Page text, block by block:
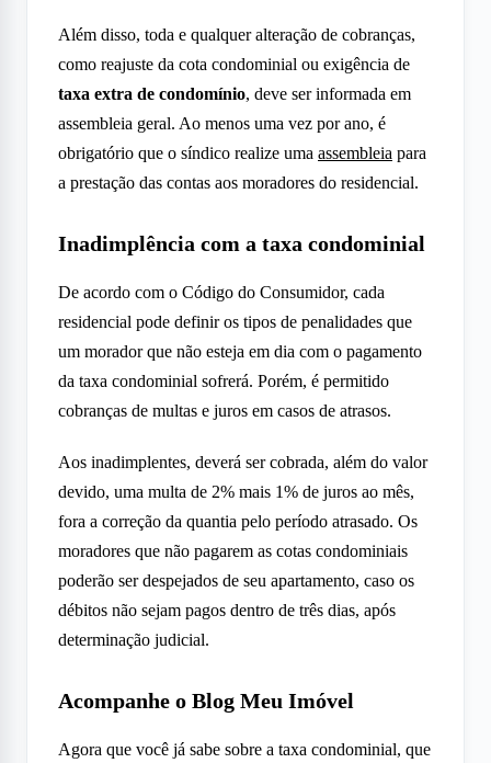
Além disso, toda e qualquer alteração de cobranças,
como reajuste da cota condominial ou exigência de
taxa extra de condomínio, deve ser informada em
assembleia geral. Ao menos uma vez por ano, é
obrigatório que o síndico realize uma assembleia para
a prestação das contas aos moradores do residencial.
Inadimplência com a taxa condominial
De acordo com o Código do Consumidor, cada
residencial pode definir os tipos de penalidades que
um morador que não esteja em dia com o pagamento
da taxa condominial sofrerá. Porém, é permitido
cobranças de multas e juros em casos de atrasos.
Aos inadimplentes, deverá ser cobrada, além do valor
devido, uma multa de 2% mais 1% de juros ao mês,
fora a correção da quantia pelo período atrasado. Os
moradores que não pagarem as cotas condominiais
poderão ser despejados de seu apartamento, caso os
débitos não sejam pagos dentro de três dias, após
determinação judicial.
Acompanhe o Blog Meu Imóvel
Agora que você já sabe sobre a taxa condominial, que